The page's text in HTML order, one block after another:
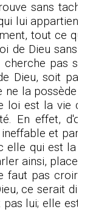
sans
lui appartient.
tout ce
de Dieu sans
pas son
Dieu, soit
la possède
loi est la vie de
En effet,
et
elle qui est la
ainsi, place
faut pas croire
ce serait
pas lui; elle est